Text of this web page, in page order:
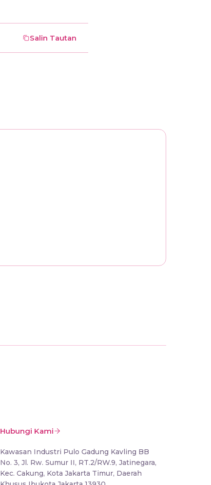
Salin Tautan
Hubungi Kami
Kawasan Industri Pulo Gadung Kavling BB
No. 3, Jl. Rw. Sumur II, RT.2/RW.9, Jatinegara,
Kec. Cakung, Kota Jakarta Timur, Daerah